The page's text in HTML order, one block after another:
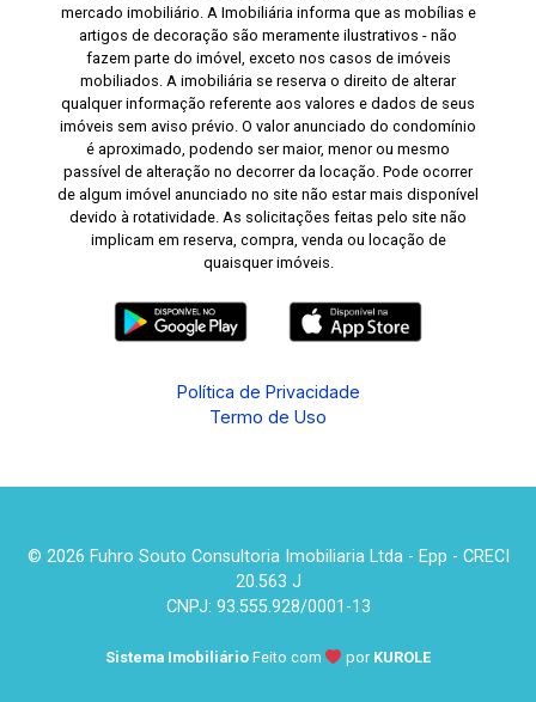
mercado imobiliário. A Imobiliária informa que as mobílias e
artigos de decoração são meramente ilustrativos - não
fazem parte do imóvel, exceto nos casos de imóveis
mobiliados. A imobiliária se reserva o direito de alterar
qualquer informação referente aos valores e dados de seus
imóveis sem aviso prévio. O valor anunciado do condomínio
é aproximado, podendo ser maior, menor ou mesmo
passível de alteração no decorrer da locação. Pode ocorrer
de algum imóvel anunciado no site não estar mais disponível
devido à rotatividade. As solicitações feitas pelo site não
implicam em reserva, compra, venda ou locação de
quaisquer imóveis.
Política de Privacidade
Termo de Uso
© 2026 Fuhro Souto Consultoria Imobiliaria Ltda - Epp - CRECI
20.563 J
CNPJ: 93.555.928/0001-13
Sistema Imobiliário Feito com por KUROLE